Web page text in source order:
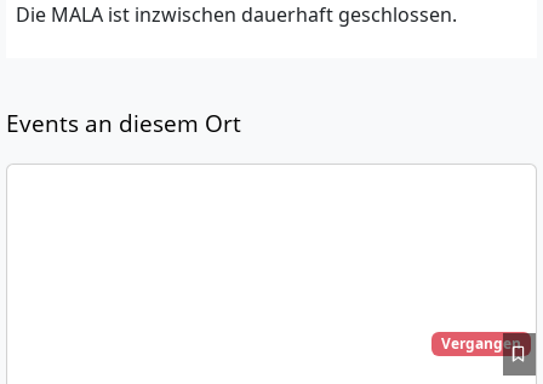
Die MALA ist inzwischen dauerhaft geschlossen.
Events an diesem Ort
Vergangen